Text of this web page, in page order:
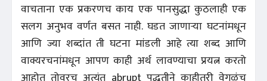
वाचताना एक प्रकरणच काय एक पानसुद्धा कुठलाही एक
सलग अनुभव वर्णत बसत नाही. घडत जाणाऱ्या घटनांमधून
आणि ज्या शब्दांत ती घटना मांडली आहे त्या शब्द आणि
वाक्यरचनांमधून आपण काही अर्थ लावण्याचा प्रयत्न करतो